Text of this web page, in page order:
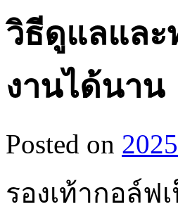
วิธีดูแลและ
งานได้นาน
Posted on
รองเท้ากอล์